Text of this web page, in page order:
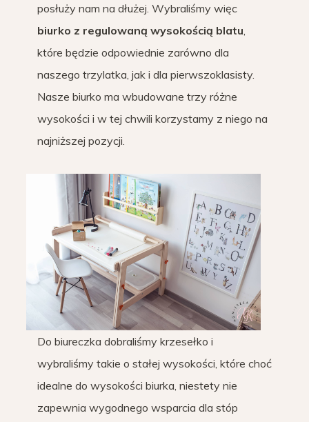
posłuży nam na dłużej. Wybraliśmy więc
biurko z regulowaną wysokością blatu,
które będzie odpowiednie zarówno dla
naszego trzylatka, jak i dla pierwszoklasisty.
Nasze biurko ma wbudowane trzy różne
wysokości i w tej chwili korzystamy z niego na
najniższej pozycji.
Do biureczka dobraliśmy krzesełko i
wybraliśmy takie o stałej wysokości, które choć
idealne do wysokości biurka, niestety nie
zapewnia wygodnego wsparcia dla stóp